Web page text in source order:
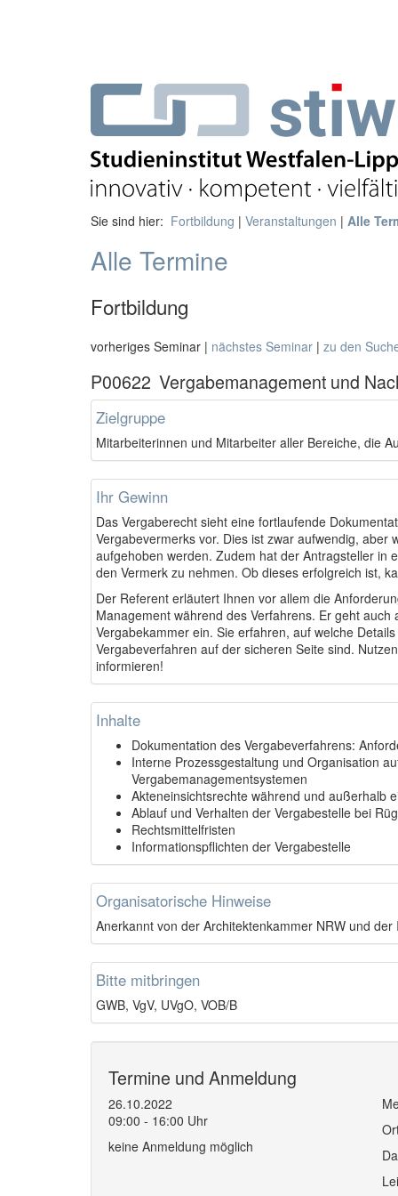
Sie sind hier: Fortbildung | Veranstaltungen | Alle
Alle Termine
Fortbildung
vorheriges Seminar | nächstes Seminar | zu den
P00622 Vergabemanagement und
Zielgruppe
Mitarbeiterinnen und Mitarbeiter aller Bereiche, die
Ihr Gewinn
Das Vergaberecht sieht eine fortlaufende
Vergabevermerks vor. Dies ist zwar aufwendig,
aufgehoben werden. Zudem hat der Antragsteller in
den Vermerk zu nehmen. Ob dieses erfolgreich ist,
Der Referent erläutert Ihnen vor allem die
Management während des Verfahrens. Er geht
Vergabekammer ein. Sie erfahren, auf welche
Vergabeverfahren auf der sicheren Seite sind.
informieren!
Inhalte
Dokumentation des Vergabeverfahrens:
Interne Prozessgestaltung und Organisation
Vergabemanagementsystemen
Akteneinsichtsrechte während und außerhalb
Ablauf und Verhalten der Vergabestelle bei
Rechtsmittelfristen
Informationspflichten der Vergabestelle
Organisatorische Hinweise
Anerkannt von der Architektenkammer NRW und
Bitte mitbringen
GWB, VgV, UVgO, VOB/B
Termine und Anmeldung
26.10.2022
09:00 - 16:00 Uhr
keine Anmeldung möglich